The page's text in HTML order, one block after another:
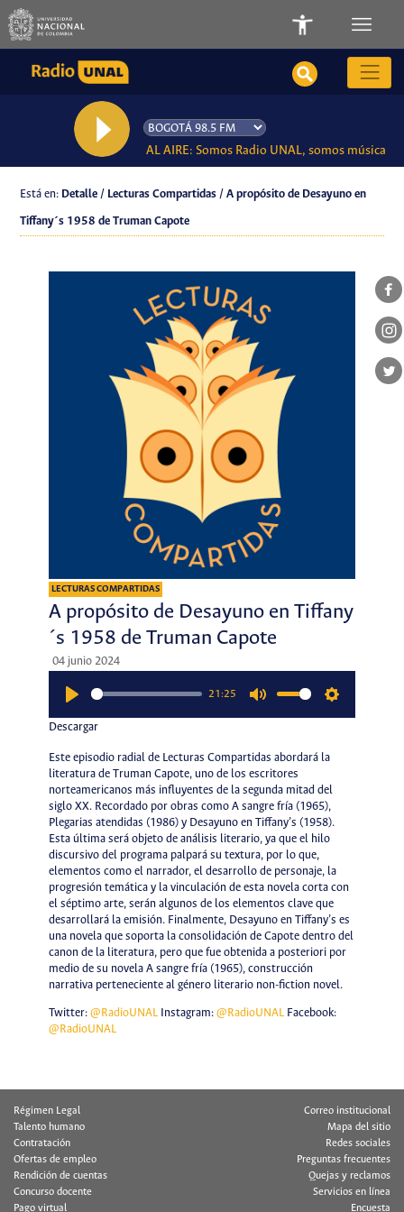
AL AIRE: Somos Radio UNAL, somos música
Está en: Detalle / Lecturas Compartidas / A propósito de Desayuno en
Tiffany´s 1958 de Truman Capote
LECTURAS COMPARTIDAS
A propósito de Desayuno en Tiffany
´s 1958 de Truman Capote
04 junio 2024
21:25
Descargar
Este episodio radial de Lecturas Compartidas abordará la
literatura de Truman Capote, uno de los escritores
norteamericanos más influyentes de la segunda mitad del
siglo XX. Recordado por obras como A sangre fría (1965),
Plegarias atendidas (1986) y Desayuno en Tiffany’s (1958).
Esta última será objeto de análisis literario, ya que el hilo
discursivo del programa palpará su textura, por lo que,
elementos como el narrador, el desarrollo de personaje, la
progresión temática y la vinculación de esta novela corta con
el séptimo arte, serán algunos de los elementos clave que
desarrollará la emisión. Finalmente, Desayuno en Tiffany’s es
una novela que soporta la consolidación de Capote dentro del
canon de la literatura, pero que fue obtenida a posteriori por
medio de su novela A sangre fría (1965), construcción
narrativa perteneciente al género literario non-fiction novel.
Twitter: @RadioUNALInstagram: @RadioUNALFacebook:
@RadioUNAL
Régimen Legal
Talento humano
Contratación
Ofertas de empleo
Rendición de cuentas
Concurso docente
Pago virtual
Correo institucional
Mapa del sitio
Redes sociales
Preguntas frecuentes
Quejas y reclamos
Servicios en línea
Encuesta